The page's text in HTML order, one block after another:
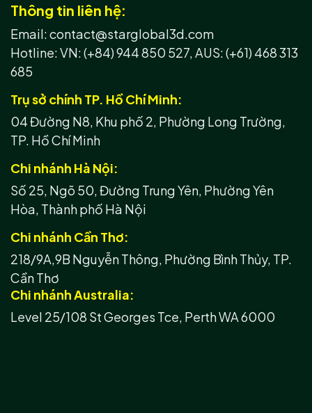
Thông tin liên hệ:
Email: contact@starglobal3d.com
Hotline:VN: (+84) 944 850 527,AUS: (+61) 468 313
685
Trụ sở chính TP. Hồ Chí Minh:
04 Đường N8, Khu phố 2, Phường Long Trường,
TP. Hồ Chí Minh
Chi nhánh Hà Nội:
Số 25, Ngõ 50, Đường Trung Yên, Phường Yên
Hòa, Thành phố Hà Nội
Chi nhánh Cần Thơ:
218/9A,9B Nguyễn Thông, Phường Bình Thủy, TP.
Cần Thơ
Chi nhánh Australia:
Level 25/108 St Georges Tce, Perth WA 6000